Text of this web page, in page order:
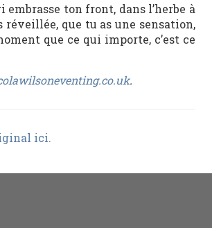
ton front, dans l’herbe à
réveillée, que tu as une sensation,
que ce qui importe, c’est ce
.
ici.